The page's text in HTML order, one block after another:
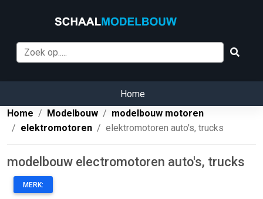
Home
Home
Modelbouw
modelbouw motoren
elektromotoren
elektromotoren auto's, trucks
modelbouw electromotoren auto's, trucks
MERK: